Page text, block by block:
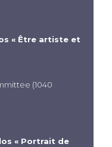
« Être artiste et
(1040
« Portrait de